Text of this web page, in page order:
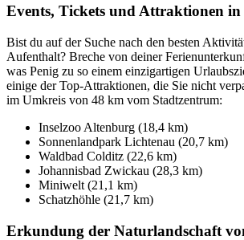
Events, Tickets und Attraktionen in
Bist du auf der Suche nach den besten
Aufenthalt? Breche von deiner
was Penig zu so einem einzigartigen
einige der Top-Attraktionen, die Sie nicht
im Umkreis von 48 km vom Stadtzentrum:
Inselzoo Altenburg (18,4 km)
Sonnenlandpark Lichtenau (20,7 km)
Waldbad Colditz (22,6 km)
Johannisbad Zwickau (28,3 km)
Miniwelt (21,1 km)
Schatzhöhle (21,7 km)
Erkundung der Naturlandschaft